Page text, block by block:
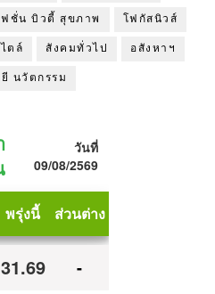
ชั่น บิวตี้ สุขภาพ โฟกัสนิวส์
ตล์ สังคมทั่วไป อสังหาฯ
นวัตกรรม